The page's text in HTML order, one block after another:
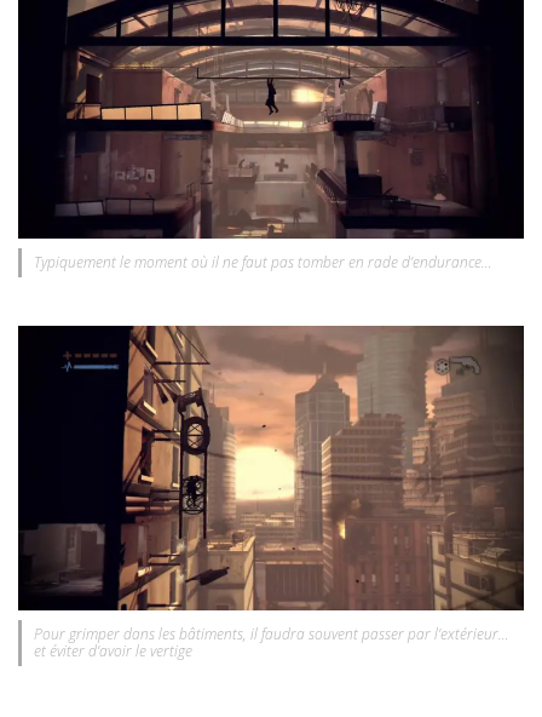
Typiquement le moment où il ne faut pas tomber en rade d’endurance…
Pour grimper dans les bâtiments, il faudra souvent passer par l’extérieur…
et éviter d’avoir le vertige